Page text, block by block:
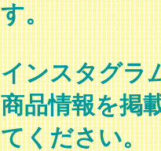
す。
インスタグラ
商品情報を掲
てください。